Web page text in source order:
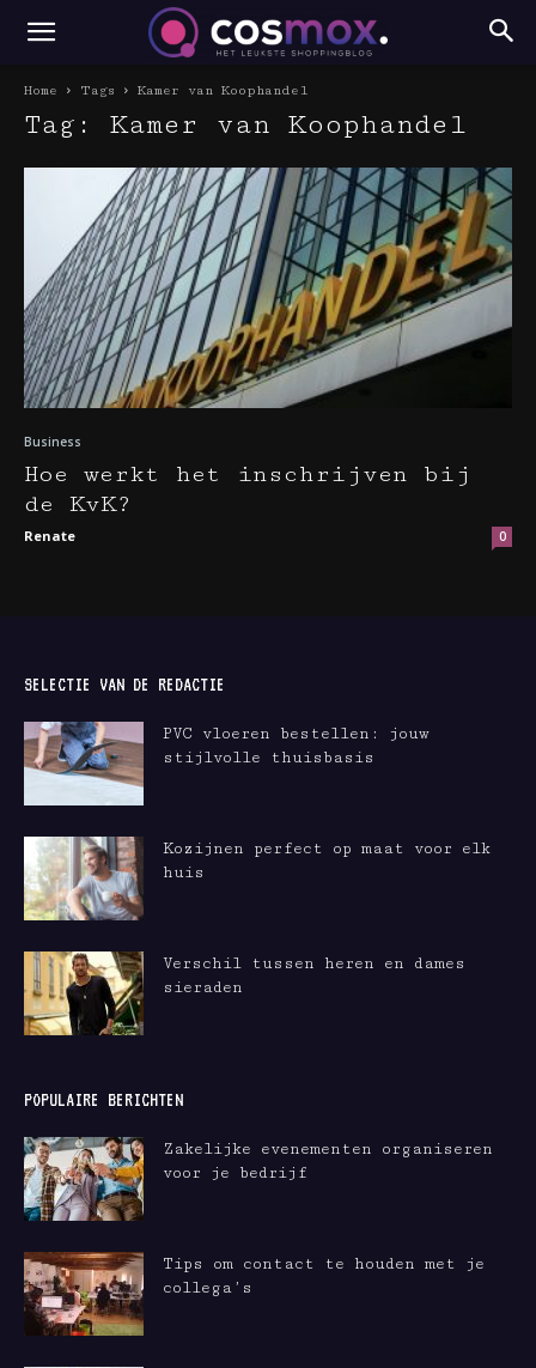
Home Tags Kamer van Koophandel
Tag: Kamer van Koophandel
Business
Hoe werkt het inschrijven bij
de KvK?
Renate 0
SELECTIE VAN DE REDACTIE
PVC vloeren bestellen: jouw
stijlvolle thuisbasis
Kozijnen perfect op maat voor elk
huis
Verschil tussen heren en dames
sieraden
POPULAIRE BERICHTEN
Zakelijke evenementen organiseren
voor je bedrijf
Tips om contact te houden met je
collega’s